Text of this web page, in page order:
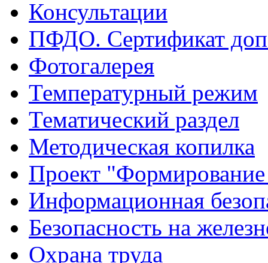
Консультации
ПФДО. Сертификат
Фотогалерея
Температурный режим
Тематический раздел
Методическая копилка
Проект
Информационная
Безопасность на
Охрана труда